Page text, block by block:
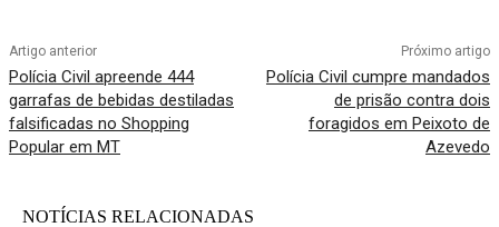
Artigo anterior
Polícia Civil apreende 444
garrafas de bebidas destiladas
falsificadas no Shopping
Popular em MT
Próximo artigo
Polícia Civil cumpre mandados
de prisão contra dois
foragidos em Peixoto de
Azevedo
NOTÍCIAS RELACIONADAS